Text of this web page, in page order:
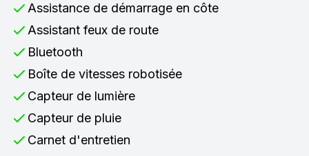
Assistance de démarrage en côte
Assistant feux de route
Bluetooth
Boîte de vitesses robotisée
Capteur de lumière
Capteur de pluie
Carnet d'entretien